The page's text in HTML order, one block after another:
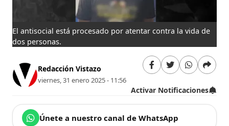
El antisocial está procesado por atentar contra la vida de
dos personas.
Redacción Vistazo
viernes, 31 enero 2025 - 11:56
Activar Notificaciones
Únete a nuestro canal de WhatsApp